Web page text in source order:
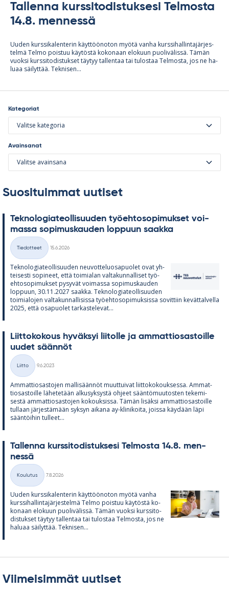
Tallenna kurssitodistuksesi Telmosta
14.8. mennessä
Uu­den kurs­si­ka­len­te­rin käyt­töö­no­ton myötä vanha kurs­si­hal­lin­ta­jär­jes­
telmä Telmo pois­tuu käy­töstä ko­ko­naan elo­kuun puo­li­vä­lissä. Tä­män
vuoksi kurs­si­to­dis­tuk­set täy­tyy tal­len­taa tai tu­los­taa Tel­mosta, jos ne ha­
luaa säi­lyt­tää. Tek­ni­sen...
Kategoriat
Valitse kategoria
Avainsanat
Valitse avainsana
Suosituimmat uutiset
Tek­no­lo­gia­teol­li­suu­den työ­eh­to­so­pi­muk­set voi­
massa so­pi­mus­kau­den lop­puun saakka
Kategoriat
Tiedotteet
15.6.2026
Tek­no­lo­gia­teol­li­suu­den neu­vot­te­luos­a­puo­let ovat yh­
tei­sesti so­pi­neet, että toi­mia­lan val­ta­kun­nal­li­set työ­
eh­to­so­pi­muk­set py­sy­vät voi­massa so­pi­mus­kau­den
lop­puun, 30.11.2027 saakka. Tek­no­lo­gia­teol­li­suu­den
toi­mia­lo­jen val­ta­kun­nal­li­sissa työ­eh­to­so­pi­muk­sissa so­vit­tiin ke­vät­tal­vella
2025, että os­a­puo­let tar­kas­te­le­vat...
Liit­to­ko­kous hy­väk­syi lii­tolle ja am­mat­tio­sas­toille
uu­det sään­nöt
Kategoriat
Liitto
9.6.2023
Am­mat­tio­sas­to­jen mal­li­sään­nöt muut­tui­vat liit­to­ko­kouk­sessa. Am­mat­
tio­sas­toille lä­he­te­tään al­kusyk­systä oh­jeet sään­tö­muu­tos­ten te­ke­mi­
sestä am­mat­tio­sas­to­jen ko­kouk­sissa. Tä­män li­säksi am­mat­tio­sas­toille
tul­laan jär­jes­tä­mään syk­syn ai­kana ay-kli­ni­koita, joissa käy­dään läpi
sään­töi­hin tul­leet...
Tal­lenna kurs­si­to­dis­tuk­sesi Tel­mosta 14.8. men­
nessä
Kategoriat
Koulutus
7.8.2026
Uu­den kurs­si­ka­len­te­rin käyt­töö­no­ton myötä vanha
kurs­si­hal­lin­ta­jär­jes­telmä Telmo pois­tuu käy­töstä ko­
ko­naan elo­kuun puo­li­vä­lissä. Tä­män vuoksi kurs­si­to­
dis­tuk­set täy­tyy tal­len­taa tai tu­los­taa Tel­mosta, jos ne
ha­luaa säi­lyt­tää. Tek­ni­sen...
Viimeisimmät uutiset